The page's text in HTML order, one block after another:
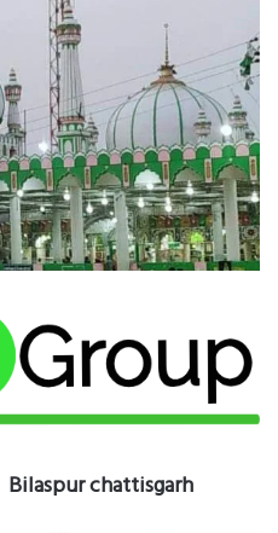
Bilaspur chattisgarh